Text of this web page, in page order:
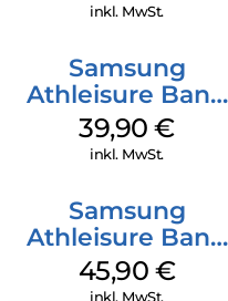
inkl. MwSt.
Samsung
Athleisure Band
M/L Galaxy
Watch7 Silver
39,90€
inkl. MwSt.
Samsung
Athleisure Band
S/M Galaxy
Watch7 Cream
45,90 €
inkl. MwSt.